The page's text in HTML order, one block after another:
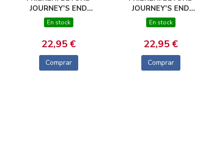
JOURNEY'S END
ESTATUA PVC PM
PERCHING FERN
BINDING SPELL 8 CM
En stock
22,95 €
Comprar
JOURNEY'S END
ESTATUA PVC PM
PERCHING FRIEREN
POKING SOMETHING
10 CM
En stock
22,95 €
Comprar